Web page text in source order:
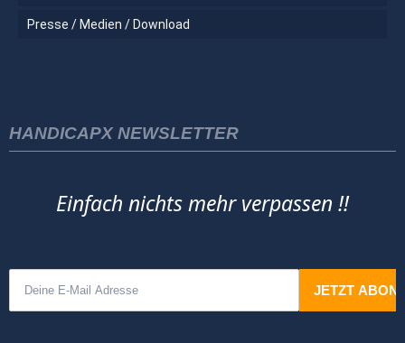
Presse / Medien / Download
HANDICAPX NEWSLETTER
Einfach nichts mehr verpassen !!